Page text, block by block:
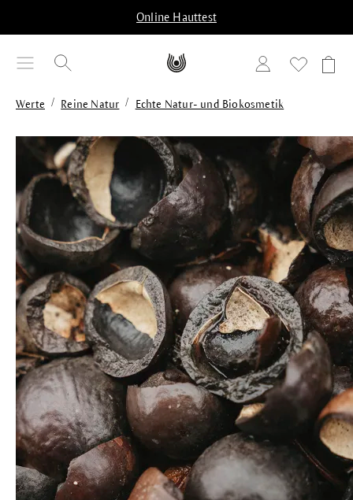
Online Hauttest
Werte / Reine Natur / Echte Natur- und Biokosmetik